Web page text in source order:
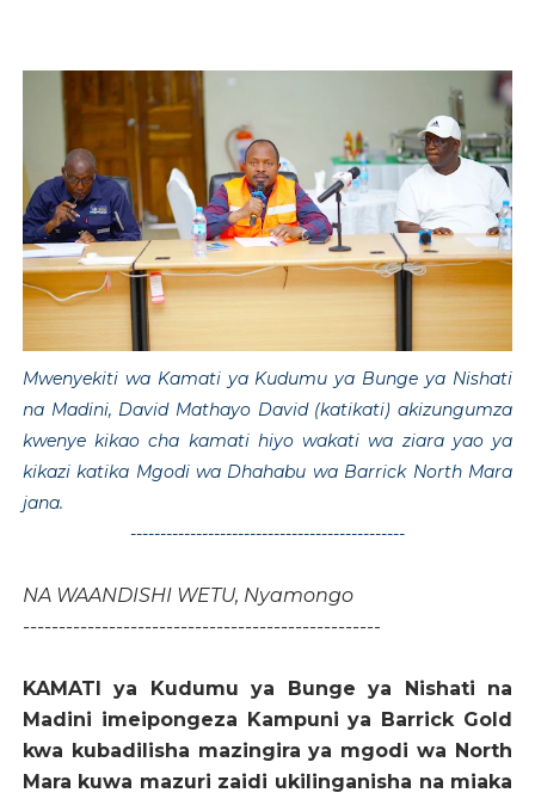
Mwenyekiti wa Kamati ya Kudumu ya Bunge ya Nishati
na Madini, David Mathayo David (katikati) akizungumza
kwenye kikao cha kamati hiyo wakati wa ziara yao ya
kikazi katika Mgodi wa Dhahabu wa Barrick North Mara
jana.
----------------------------------------------
NA WAANDISHI WETU, Nyamongo
--------------------------------------------------
KAMATI ya Kudumu ya Bunge ya Nishati na
Madini imeipongeza Kampuni ya Barrick Gold
kwa kubadilisha mazingira ya mgodi wa North
Mara kuwa mazuri zaidi ukilinganisha na miaka